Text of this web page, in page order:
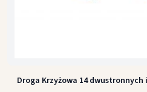
Droga Krzyżowa 14